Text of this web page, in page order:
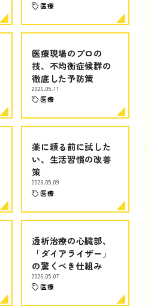
医療
医療現場のプロの
技、不均衡症候群の
徹底した予防策
2026.05.11
医療
薬に頼る前に試した
い、生活習慣の改善
策
2026.05.09
医療
透析治療の心臓部、
「ダイアライザー」
の驚くべき仕組み
2026.05.07
医療